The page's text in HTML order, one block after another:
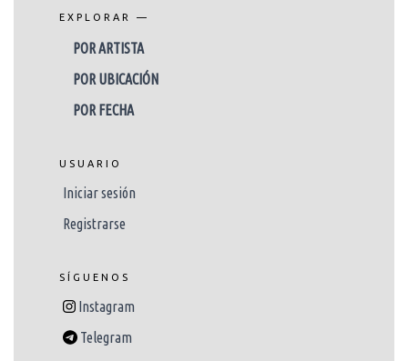
EXPLORAR —
POR ARTISTA
POR UBICACIÓN
POR FECHA
USUARIO
Iniciar sesión
Registrarse
SÍGUENOS
Instagram
Telegram